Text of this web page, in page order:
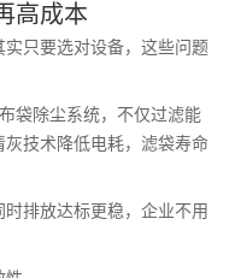
高成本
只要选对设备，这些问题
袋除尘系统，不仅过滤能
技术降低电耗，滤袋寿命
排放达标更稳，企业不用